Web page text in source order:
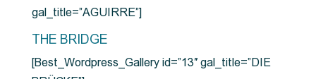
gal_title=”AGUIRRE”]
THE BRIDGE
[Best_Wordpress_Gallery id=”13″ gal_title=”DIE